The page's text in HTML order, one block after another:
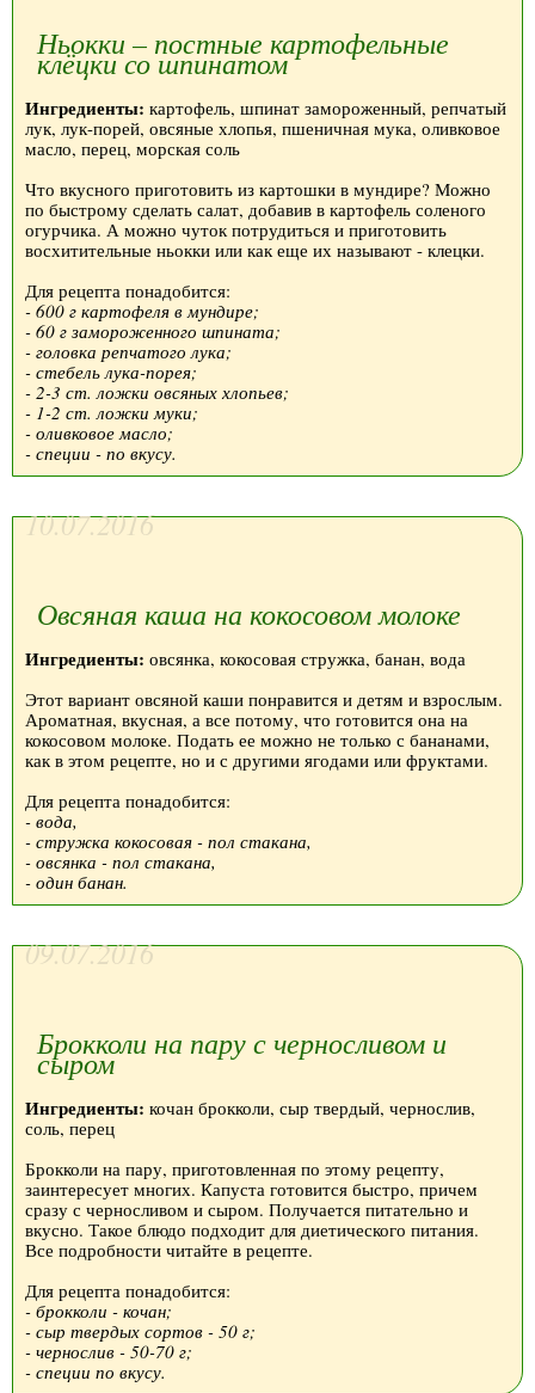
Ньокки – постные картофельные
клёцки со шпинатом
Ингредиенты: картофель, шпинат замороженный, репчатый
лук, лук-порей, овсяные хлопья, пшеничная мука, оливковое
масло, перец, морская соль
Что вкусного приготовить из картошки в мундире? Можно
по быстрому сделать салат, добавив в картофель соленого
огурчика. А можно чуток потрудиться и приготовить
восхитительные ньокки или как еще их называют - клецки.
Для рецепта понадобится:
- 600 г картофеля в мундире;
- 60 г замороженного шпината;
- головка репчатого лука;
- стебель лука-порея;
- 2-3 ст. ложки овсяных хлопьев;
- 1-2 ст. ложки муки;
- оливковое масло;
- специи - по вкусу.
10.07.2016
Овсяная каша на кокосовом молоке
Ингредиенты: овсянка, кокосовая стружка, банан, вода
Этот вариант овсяной каши понравится и детям и взрослым.
Ароматная, вкусная, а все потому, что готовится она на
кокосовом молоке. Подать ее можно не только с бананами,
как в этом рецепте, но и с другими ягодами или фруктами.
Для рецепта понадобится:
- вода,
- стружка кокосовая - пол стакана,
- овсянка - пол стакана,
- один банан.
09.07.2016
Брокколи на пару с черносливом и
сыром
Ингредиенты: кочан брокколи, сыр твердый, чернослив,
соль, перец
Брокколи на пару, приготовленная по этому рецепту,
заинтересует многих. Капуста готовится быстро, причем
сразу с черносливом и сыром. Получается питательно и
вкусно. Такое блюдо подходит для диетического питания.
Все подробности читайте в рецепте.
Для рецепта понадобится:
- брокколи - кочан;
- сыр твердых сортов - 50 г;
- чернослив - 50-70 г;
- специи по вкусу.